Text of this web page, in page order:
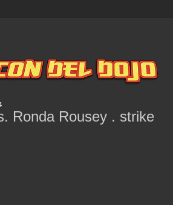
Ronda Rousey . strike